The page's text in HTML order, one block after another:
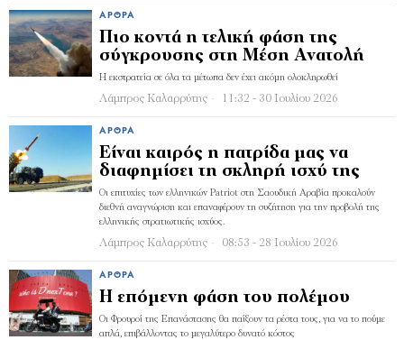
ΆΡΘΡΑ
Πιο κοντά η τελική φάση της
σύγκρουσης στη Μέση Ανατολή
Η εκστρατεία σε όλα τα μέτωπα δεν έχει ακόμη ολοκληρωθεί
Λάμπρος Καλαρρύτης 11:32 - 30 Ιουλίου 2026
ΆΡΘΡΑ
Είναι καιρός η πατρίδα μας να
διαφημίσει τη σκληρή ισχύ της
Οι επιτυχίες των ελληνικών Patriot στη Σαουδική Αραβία προκαλούν
διεθνή αναγνώριση και επαναφέρουν τη συζήτηση για την προβολή της
ελληνικής στρατιωτικής ισχύος.
Λάμπρος Καλαρρύτης 08:53 - 28 Ιουλίου 2026
ΆΡΘΡΑ
Η επόμενη φάση του πολέμου
Οι Φρουροί της Επανάστασης θα παίξουν τα ρέστα τους, για να το πούµε
απλά, επιβάλλοντας το µεγαλύτερο δυνατό κόστος